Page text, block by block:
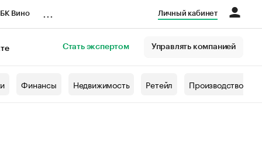
Вино Личный кабинет
Стать экспертом Управлять компанией
Финансы Недвижимость Ретейл Производство